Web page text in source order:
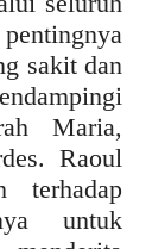
sakit dan
Maria,
Raoul
terhadap
untuk